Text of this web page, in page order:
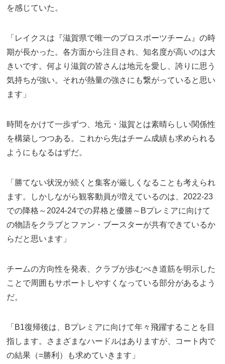
を感じていた。
「レイクスは『滋賀県で唯一のプロスポーツチーム』の時
期が長かった。各方面から注目され、知名度が高いのは大
きいです。何より滋賀の皆さんは地元を愛し、誇りに思う
気持ちが強い。それが熱量の強さにも繋がっていると思い
ます」
時間をかけて一歩ずつ、地元・滋賀とは素晴らしい関係性
を構築しつつある。これから先はチーム成績も求められる
ようにもなるはずだ。
「勝てない状況が続くと集客が厳しくなることも考えられ
ます。しかしながら観客動員が増えているのは、2022-23
での降格～2024-24での昇格と優勝～Bプレミアに向けて
の物語をクラブとファン・ブースターが共有できているか
らだと思います」
チームの方向性を発表、クラブが歩むべき道筋を明示した
ことで周囲もサポートしやすくなっている部分があるよう
だ。
「B1復帰後は、Bプレミアに向けて年々飛躍することを目
指します。さまざまなハードルはありますが、コート内で
の結果（=勝利）も求めていきます」